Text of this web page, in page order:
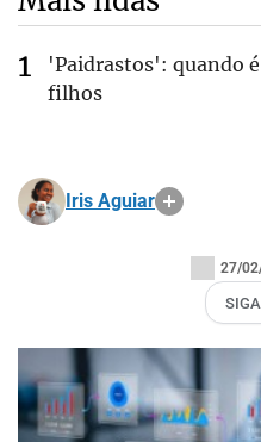
'Paidrastos': quando
filhos
Iris Aguiar
27/
SIGA